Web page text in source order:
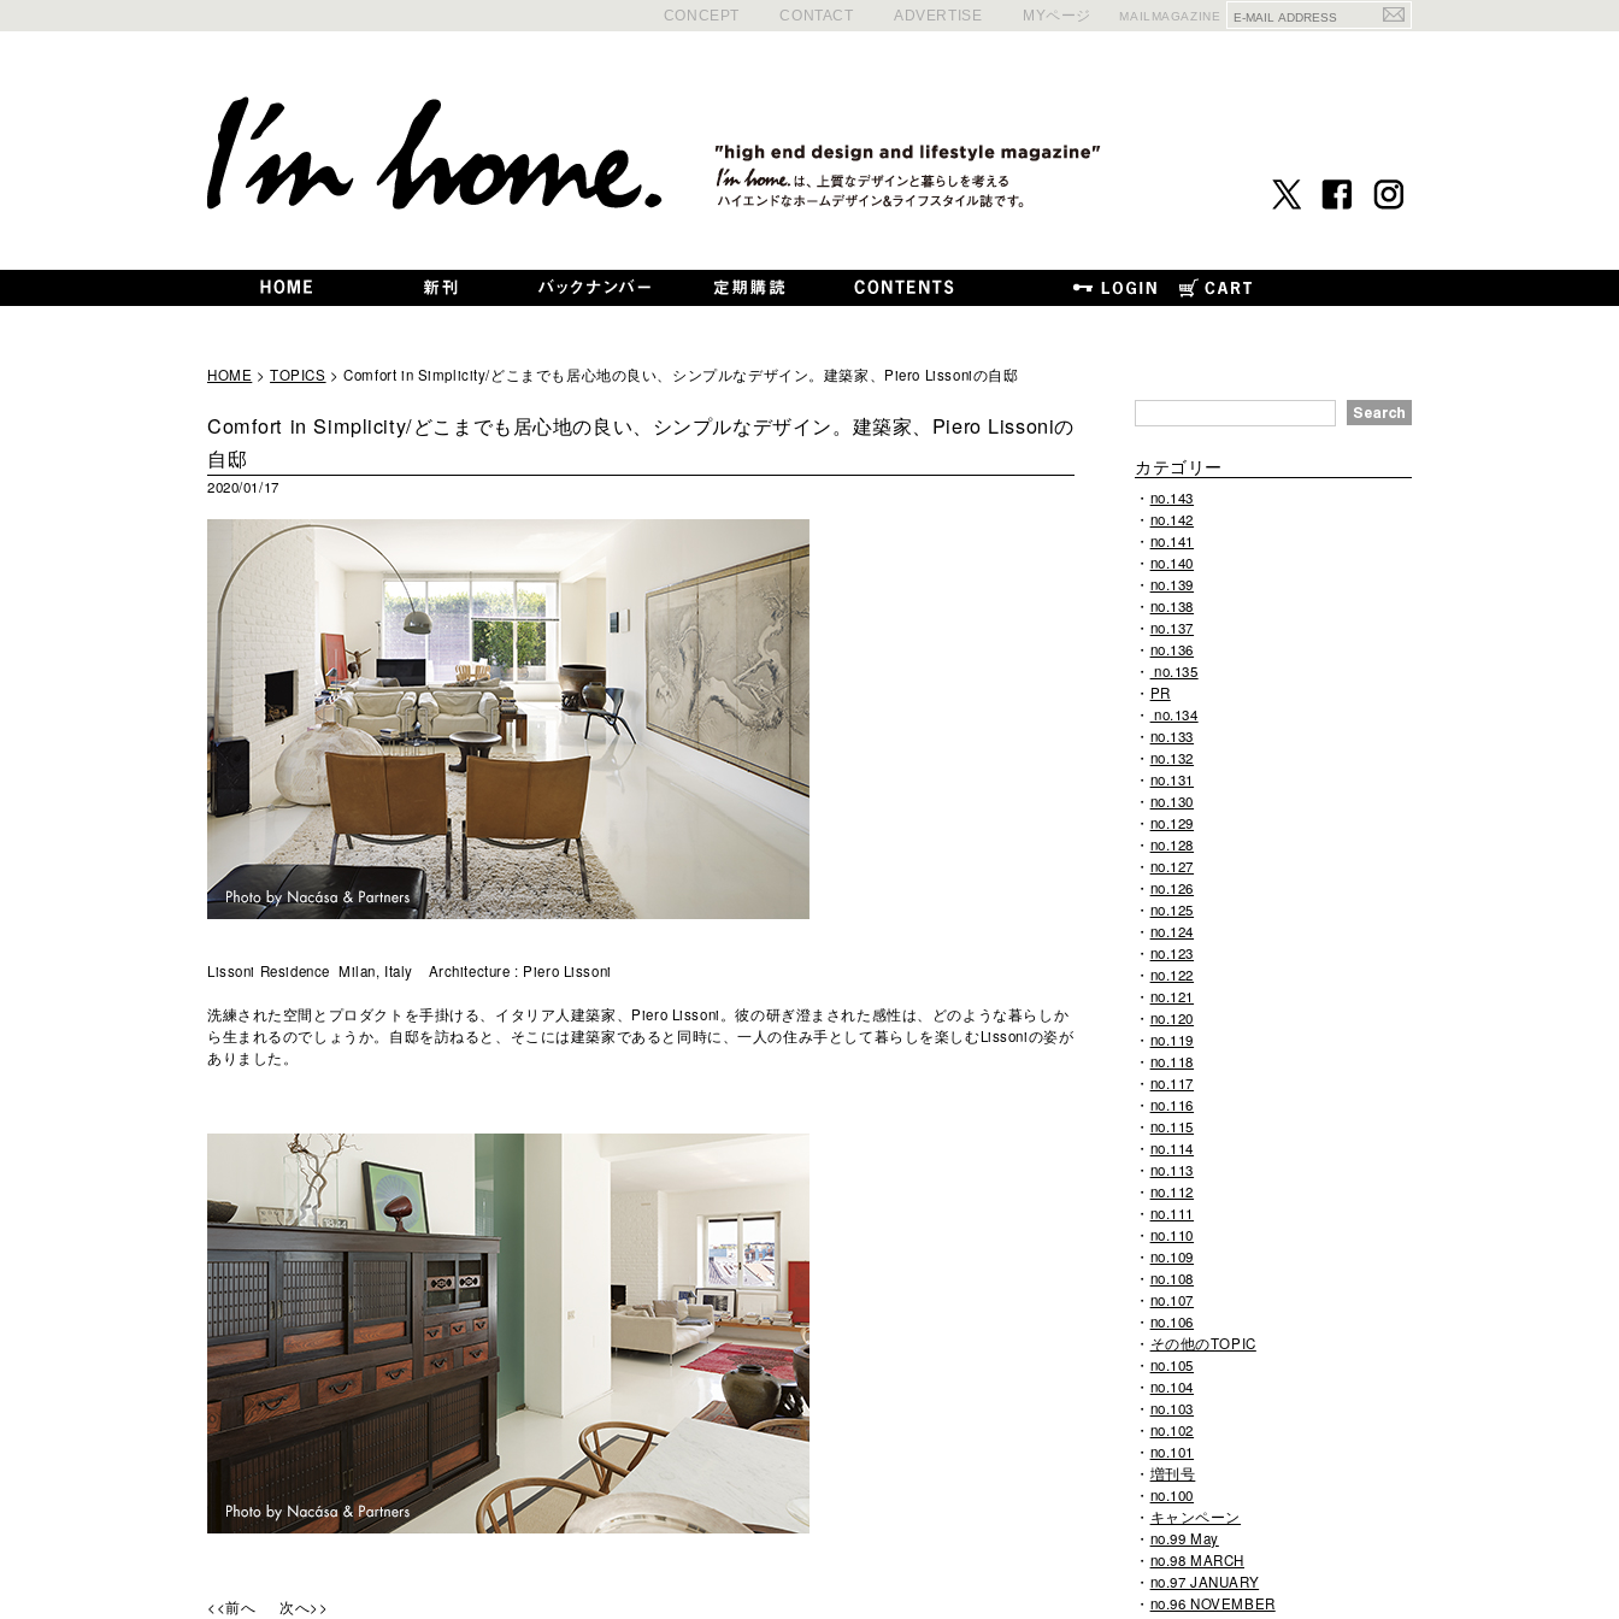
CONCEPT CONTACT ADVERTISE MYページ MAILMAGAZINE
HOME >TOPICS > Comfort in Simplicity/どこまでも居心地の良い、シンプルなデザイン。建築家、Piero Lissoniの自邸
Comfort in Simplicity/どこまでも居心地の良い、シンプルなデザイン。建築家、Piero Lissoniの
自邸
2020/01/17
Lissoni Residence Milan, Italy Architecture : Piero Lissoni
洗練された空間とプロダクトを手掛ける、イタリア人建築家、Piero Lissoni。彼の研ぎ澄まされた感性は、どのような暮らしか
ら生まれるのでしょうか。自邸を訪ねると、そこには建築家であると同時に、一人の住み手として暮らしを楽しむLissoniの姿が
ありました。
<<前へ 次へ>>
カテゴリー
no.143
no.142
no.141
no.140
no.139
no.138
no.137
no.136
no.135
PR
no.134
no.133
no.132
no.131
no.130
no.129
no.128
no.127
no.126
no.125
no.124
no.123
no.122
no.121
no.120
no.119
no.118
no.117
no.116
no.115
no.114
no.113
no.112
no.111
no.110
no.109
no.108
no.107
no.106
その他のTOPIC
no.105
no.104
no.103
no.102
no.101
増刊号
no.100
キャンペーン
no.99 May
no.98 MARCH
no.97 JANUARY
no.96 NOVEMBER